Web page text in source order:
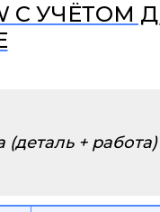
С
(деталь + работа)